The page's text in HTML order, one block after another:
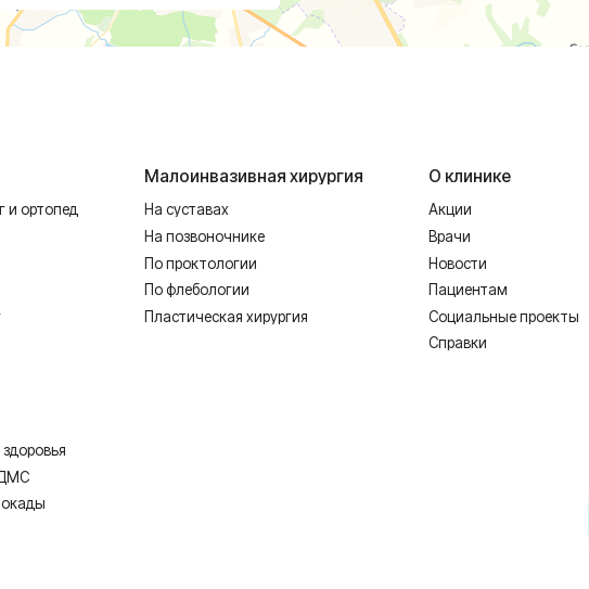
НЕОБХОДИМА КОНСУЛЬТАЦИЯ
г. и Л041-01128-67/00637993 от 17.01.2023 г. выдана Департаментом
Малоинвазивная хирургия
На суставах
О клинике